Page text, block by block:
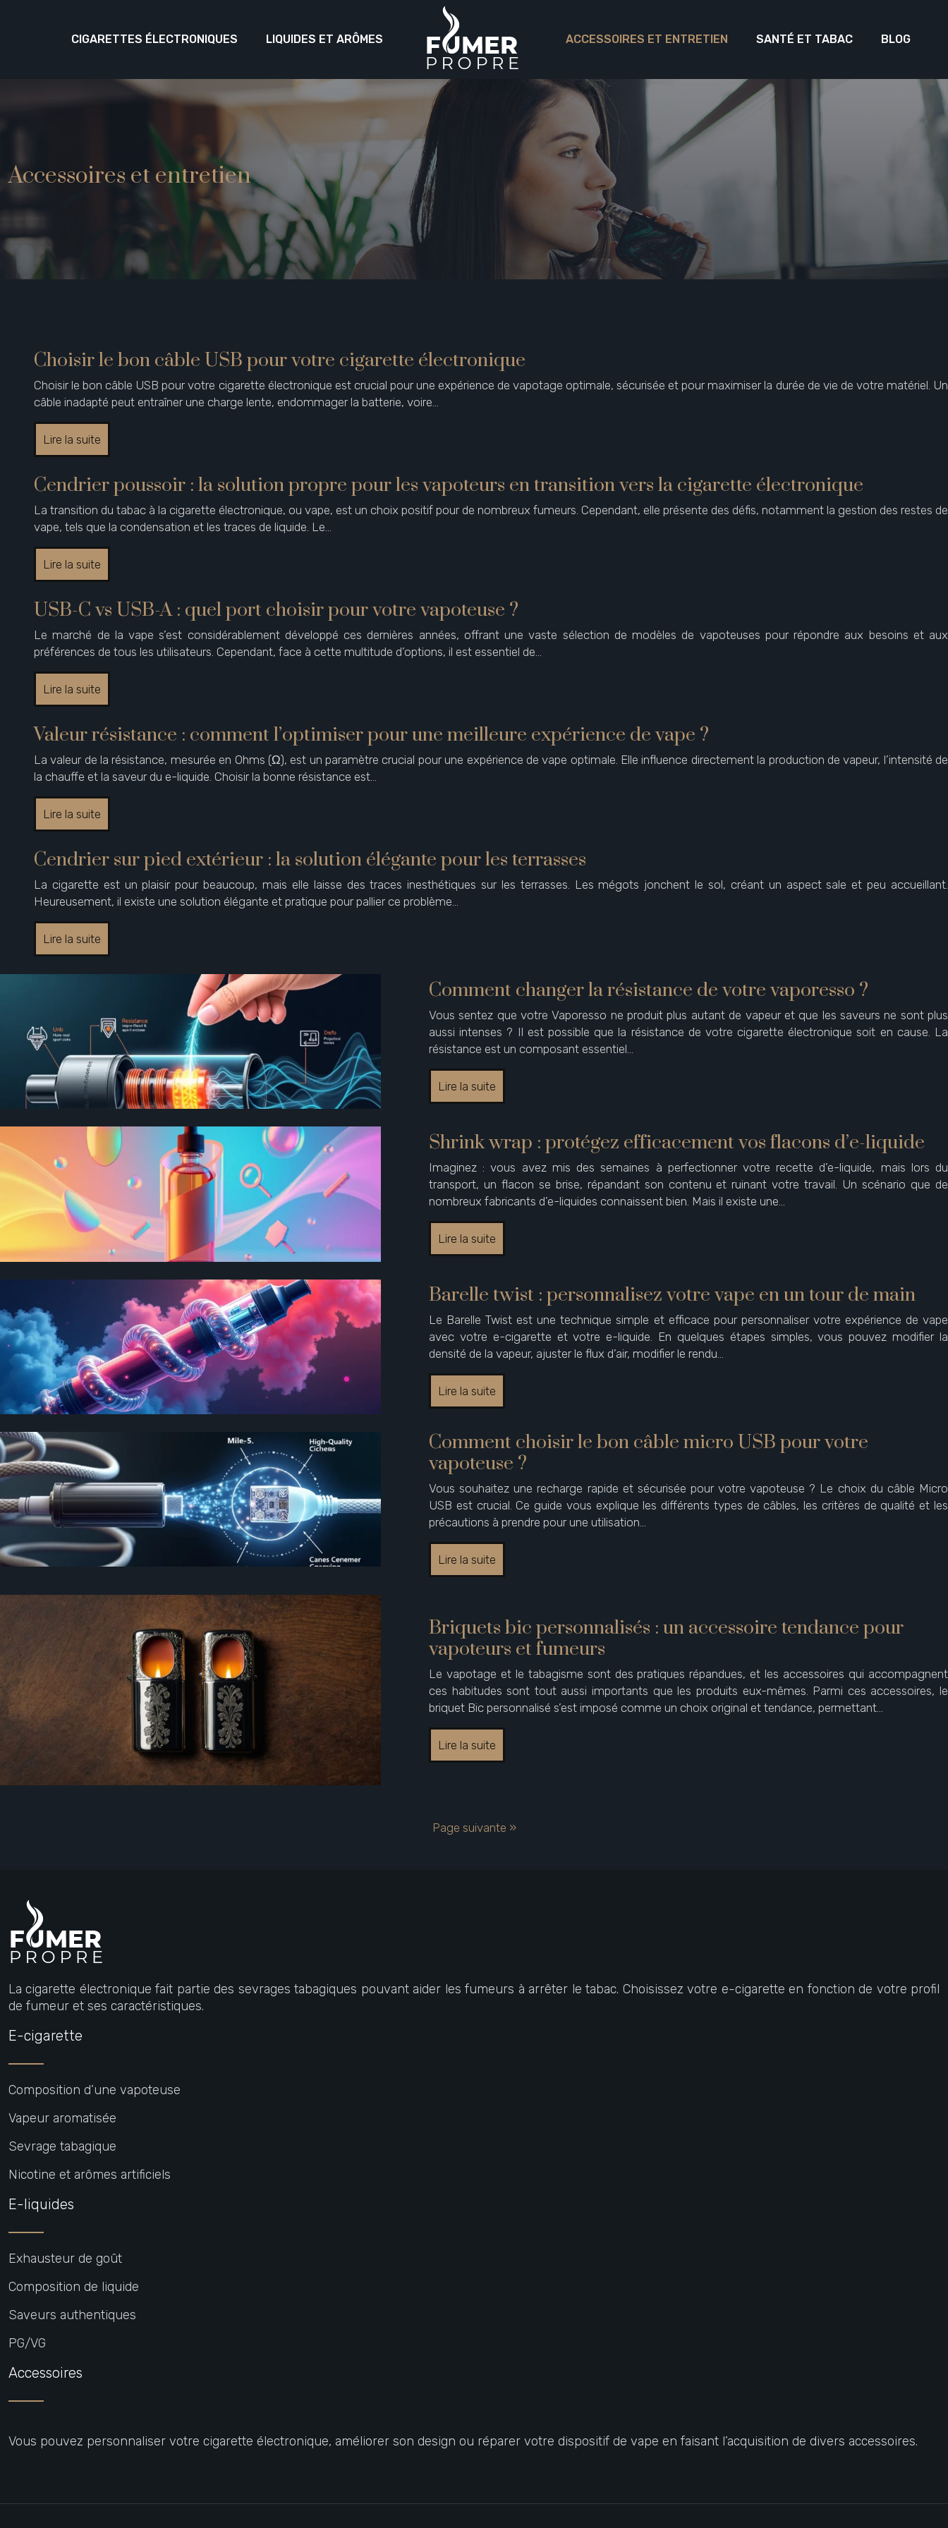
LIQUIDES ET ARÔMES
CIGARETTES ÉLECTRONIQUES ACCESSOIRES ET ENTRETIEN SANTÉ ET TABAC BLOG
Accessoires et entretien
Choisir le bon câble USB pour votre cigarette électronique
Choisir le bon câble USB pour votre cigarette électronique est crucial pour une expérience de vapotage optimale, sécurisée et pour maximiser la durée de vie de votre matériel. Un
câble inadapté peut entraîner une charge lente, endommager la batterie, voire…
Lire la suite
Cendrier poussoir : la solution propre pour les vapoteurs en transition vers la cigarette électronique
La transition du tabac à la cigarette électronique, ou vape, est un choix positif pour de nombreux fumeurs. Cependant, elle présente des défis, notamment la gestion des restes de
vape, tels que la condensation et les traces de liquide. Le…
Lire la suite
USB-C vs USB-A : quel port choisir pour votre vapoteuse ?
Le marché de la vape s’est considérablement développé ces dernières années, offrant une vaste sélection de modèles de vapoteuses pour répondre aux besoins et aux
préférences de tous les utilisateurs. Cependant, face à cette multitude d’options, il est essentiel de…
Lire la suite
Valeur résistance : comment l’optimiser pour une meilleure expérience de vape ?
La valeur de la résistance, mesurée en Ohms (Ω), est un paramètre crucial pour une expérience de vape optimale. Elle influence directement la production de vapeur, l’intensité de
la chauffe et la saveur du e-liquide. Choisir la bonne résistance est…
Lire la suite
Cendrier sur pied extérieur : la solution élégante pour les terrasses
La cigarette est un plaisir pour beaucoup, mais elle laisse des traces inesthétiques sur les terrasses. Les mégots jonchent le sol, créant un aspect sale et peu accueillant.
Heureusement, il existe une solution élégante et pratique pour pallier ce problème…
Lire la suite
Comment changer la résistance de votre vaporesso ?
Vous sentez que votre Vaporesso ne produit plus autant de vapeur et que les saveurs ne sont plus
aussi intenses ? Il est possible que la résistance de votre cigarette électronique soit en cause. La
résistance est un composant essentiel…
Lire la suite
Shrink wrap : protégez efficacement vos flacons d’e-liquide
Imaginez : vous avez mis des semaines à perfectionner votre recette d’e-liquide, mais lors du
transport, un flacon se brise, répandant son contenu et ruinant votre travail. Un scénario que de
nombreux fabricants d’e-liquides connaissent bien. Mais il existe une…
Lire la suite
Barelle twist : personnalisez votre vape en un tour de main
Le Barelle Twist est une technique simple et efficace pour personnaliser votre expérience de vape
avec votre e-cigarette et votre e-liquide. En quelques étapes simples, vous pouvez modifier la
densité de la vapeur, ajuster le flux d’air, modifier le rendu…
Lire la suite
Comment choisir le bon câble micro USB pour votre
vapoteuse ?
Vous souhaitez une recharge rapide et sécurisée pour votre vapoteuse ? Le choix du câble Micro
USB est crucial. Ce guide vous explique les différents types de câbles, les critères de qualité et les
précautions à prendre pour une utilisation…
Lire la suite
Briquets bic personnalisés : un accessoire tendance pour
vapoteurs et fumeurs
Le vapotage et le tabagisme sont des pratiques répandues, et les accessoires qui accompagnent
ces habitudes sont tout aussi importants que les produits eux-mêmes. Parmi ces accessoires, le
briquet Bic personnalisé s’est imposé comme un choix original et tendance, permettant…
Lire la suite
Page suivante »
La cigarette électronique fait partie des sevrages tabagiques pouvant aider les fumeurs à arrêter le tabac. Choisissez votre e-cigarette en fonction de votre profil
de fumeur et ses caractéristiques.
E-cigarette
Composition d’une vapoteuse
Vapeur aromatisée
Sevrage tabagique
Nicotine et arômes artificiels
E-liquides
Exhausteur de goût
Composition de liquide
Saveurs authentiques
PG/VG
Accessoires
Vous pouvez personnaliser votre cigarette électronique, améliorer son design ou réparer votre dispositif de vape en faisant l’acquisition de divers accessoires.